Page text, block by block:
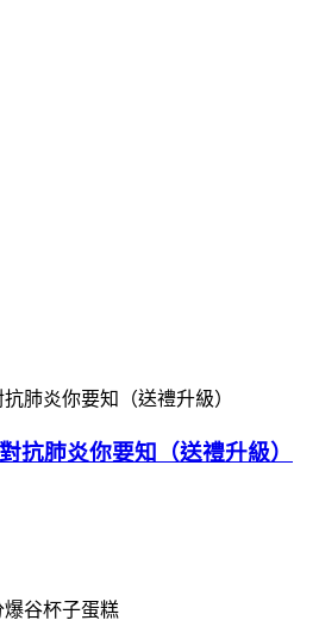
抗肺炎你要知（送禮升級）